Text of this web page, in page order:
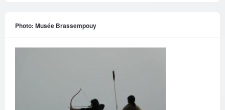
Photo: Musée Brassempouy